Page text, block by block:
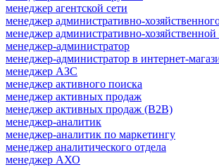
менеджер агентской сети
менеджер административно-
менеджер административно-
менеджер-администратор
менеджер-администратор в интернет-
менеджер АЗС
менеджер активного поиска
менеджер активных продаж
менеджер активных продаж (B2B)
менеджер-аналитик
менеджер-аналитик по маркетингу
менеджер аналитического отдела
менеджер АХО